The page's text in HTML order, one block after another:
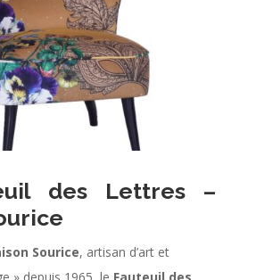
des Lettres –
Sourice, artisan d’art et